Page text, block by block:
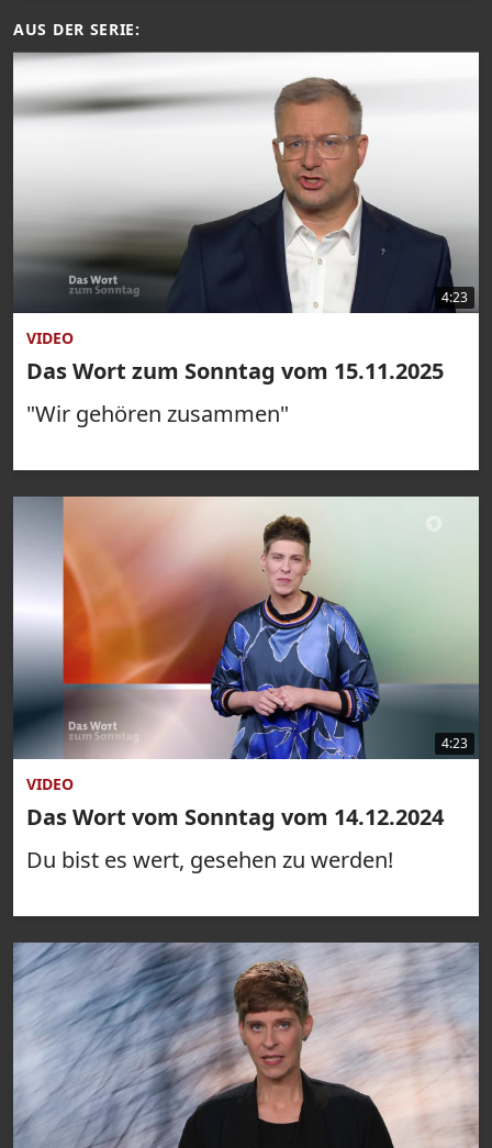
AUS DER SERIE:
4:23
VIDEO
Das Wort zum Sonntag vom 15.11.2025
"Wir gehören zusammen"
4:23
VIDEO
Das Wort vom Sonntag vom 14.12.2024
Du bist es wert, gesehen zu werden!